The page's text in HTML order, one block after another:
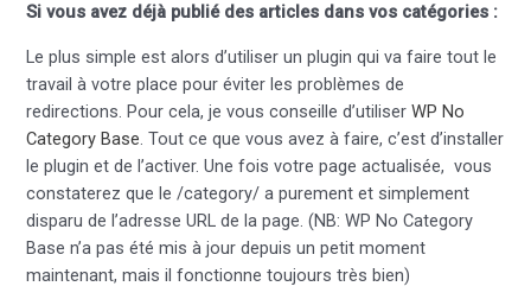
Si vous avez déjà publié des articles dans vos catégories :
Le plus simple est alors d’utiliser un plugin qui va faire tout le
travail à votre place pour éviter les problèmes de
redirections. Pour cela, je vous conseille d’utiliserWP No
Category Base. Tout ce que vous avez à faire, c’est d’installer
le plugin et de l’activer. Une fois votre page actualisée, vous
constaterez que le /category/ a purement et simplement
disparu de l’adresse URL de la page. (NB: WP No Category
Base n’a pas été mis à jour depuis un petit moment
maintenant, mais il fonctionne toujours très bien)